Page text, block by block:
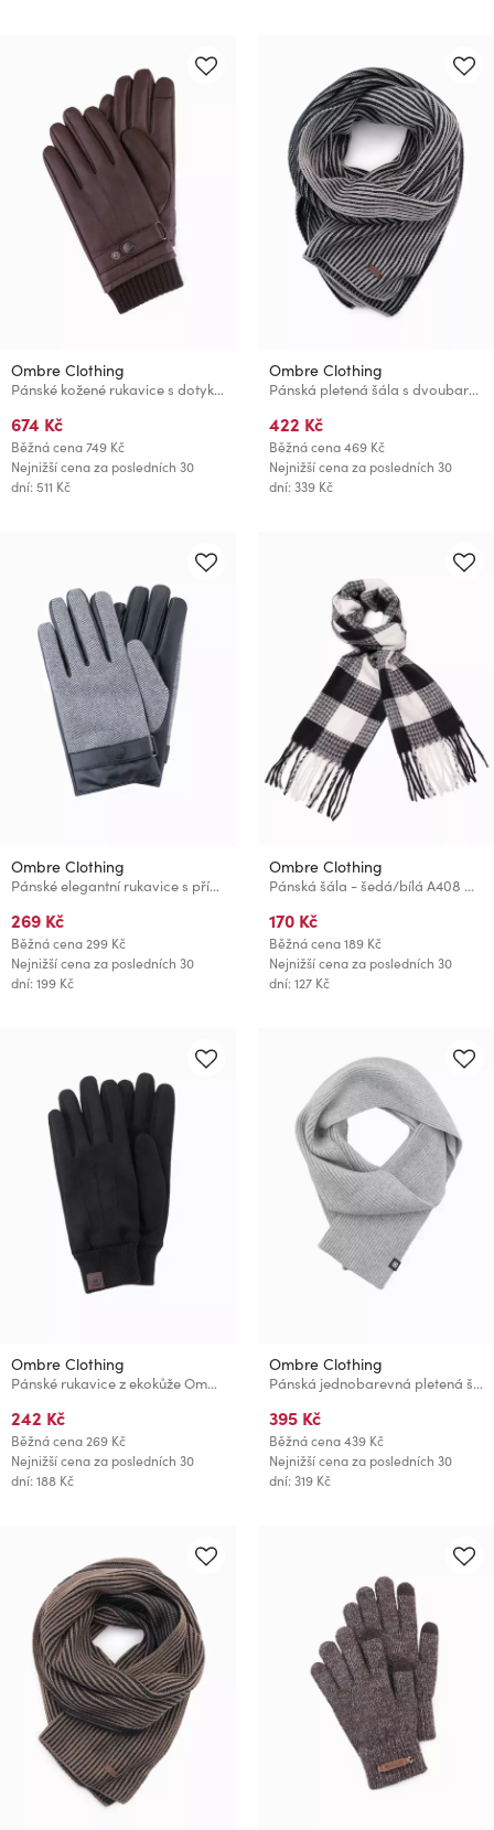
Ombre Clothing
Pánské kožené rukavice s dotykovou funkcí - tmavě hnědé V2 OM-ACGL-0128 Ombre Clothing
674 Kč
Běžná cena749 Kč
Nejnižší cena za posledních 30
dní: 511 Kč
Ombre Clothing
Pánská pletená šála s dvoubarevnými pruhy šedá a černá Ombre Clothing
422 Kč
Běžná cena469 Kč
Nejnižší cena za posledních 30
dní: 339 Kč
Ombre Clothing
Pánské elegantní rukavice s příměsí vlny Ombre Clothing
269 Kč
Běžná cena299 Kč
Nejnižší cena za posledních 30
dní: 199 Kč
Ombre Clothing
Pánská šála - šedá/bílá A408 Ombre Clothing
170 Kč
Běžná cena189 Kč
Nejnižší cena za posledních 30
dní: 127 Kč
Ombre Clothing
Pánské rukavice z ekokůže Ombre Clothing
242 Kč
Běžná cena269 Kč
Nejnižší cena za posledních 30
dní: 188 Kč
Ombre Clothing
Pánská jednobarevná pletená šála s žebrováním šedá Ombre Clothing
395 Kč
Běžná cena439 Kč
Nejnižší cena za posledních 30
dní: 319 Kč